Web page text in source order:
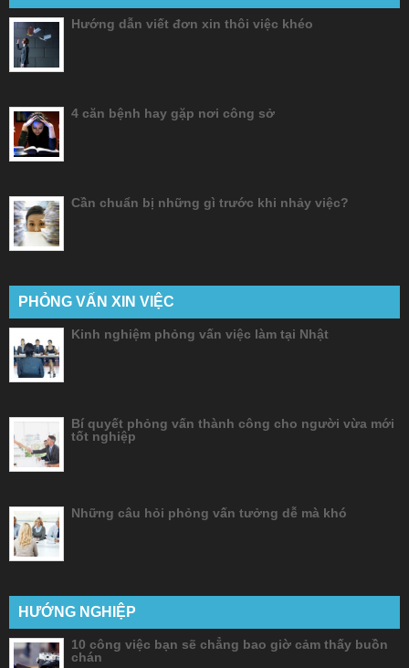
Hướng dẫn viết đơn xin thôi việc khéo
4 căn bệnh hay gặp nơi công sở
Cần chuẩn bị những gì trước khi nhảy việc?
PHỎNG VẤN XIN VIỆC
Kinh nghiệm phỏng vấn việc làm tại Nhật
Bí quyết phỏng vấn thành công cho người vừa mới
tốt nghiệp
Những câu hỏi phỏng vấn tưởng dễ mà khó
HƯỚNG NGHIỆP
10 công việc bạn sẽ chẳng bao giờ cảm thấy buồn
chán